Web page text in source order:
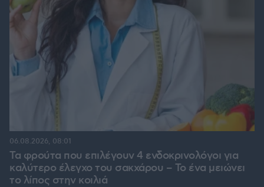
Τα φρούτα που επιλέγουν 4 ενδοκρινολόγοι για
καλύτερο έλεγχο του σακχάρου – Το ένα μειώνει
το λίπος στην κοιλιά
06.08.2026, 08:01